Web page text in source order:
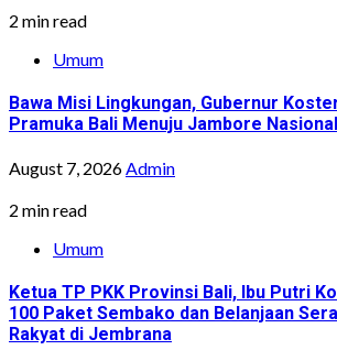
2 min read
Umum
Bawa Misi Lingkungan, Gubernur
Pramuka Bali Menuju Jambore
August 7, 2026Admin
2 min read
Umum
Ketua TP PKK Provinsi Bali, Ibu Putri
100 Paket Sembako dan Belanjaan
Rakyat di Jembrana